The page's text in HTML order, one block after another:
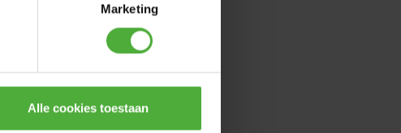
Marketing
Alle cookies toestaan